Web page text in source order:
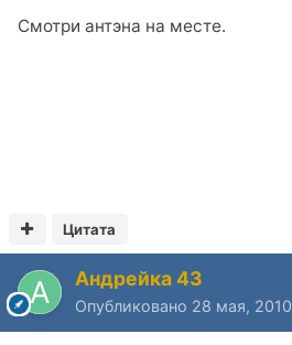
Смотри антэна на месте.
Цитата
Андрейка 43
Опубликовано 28 мая, 2010